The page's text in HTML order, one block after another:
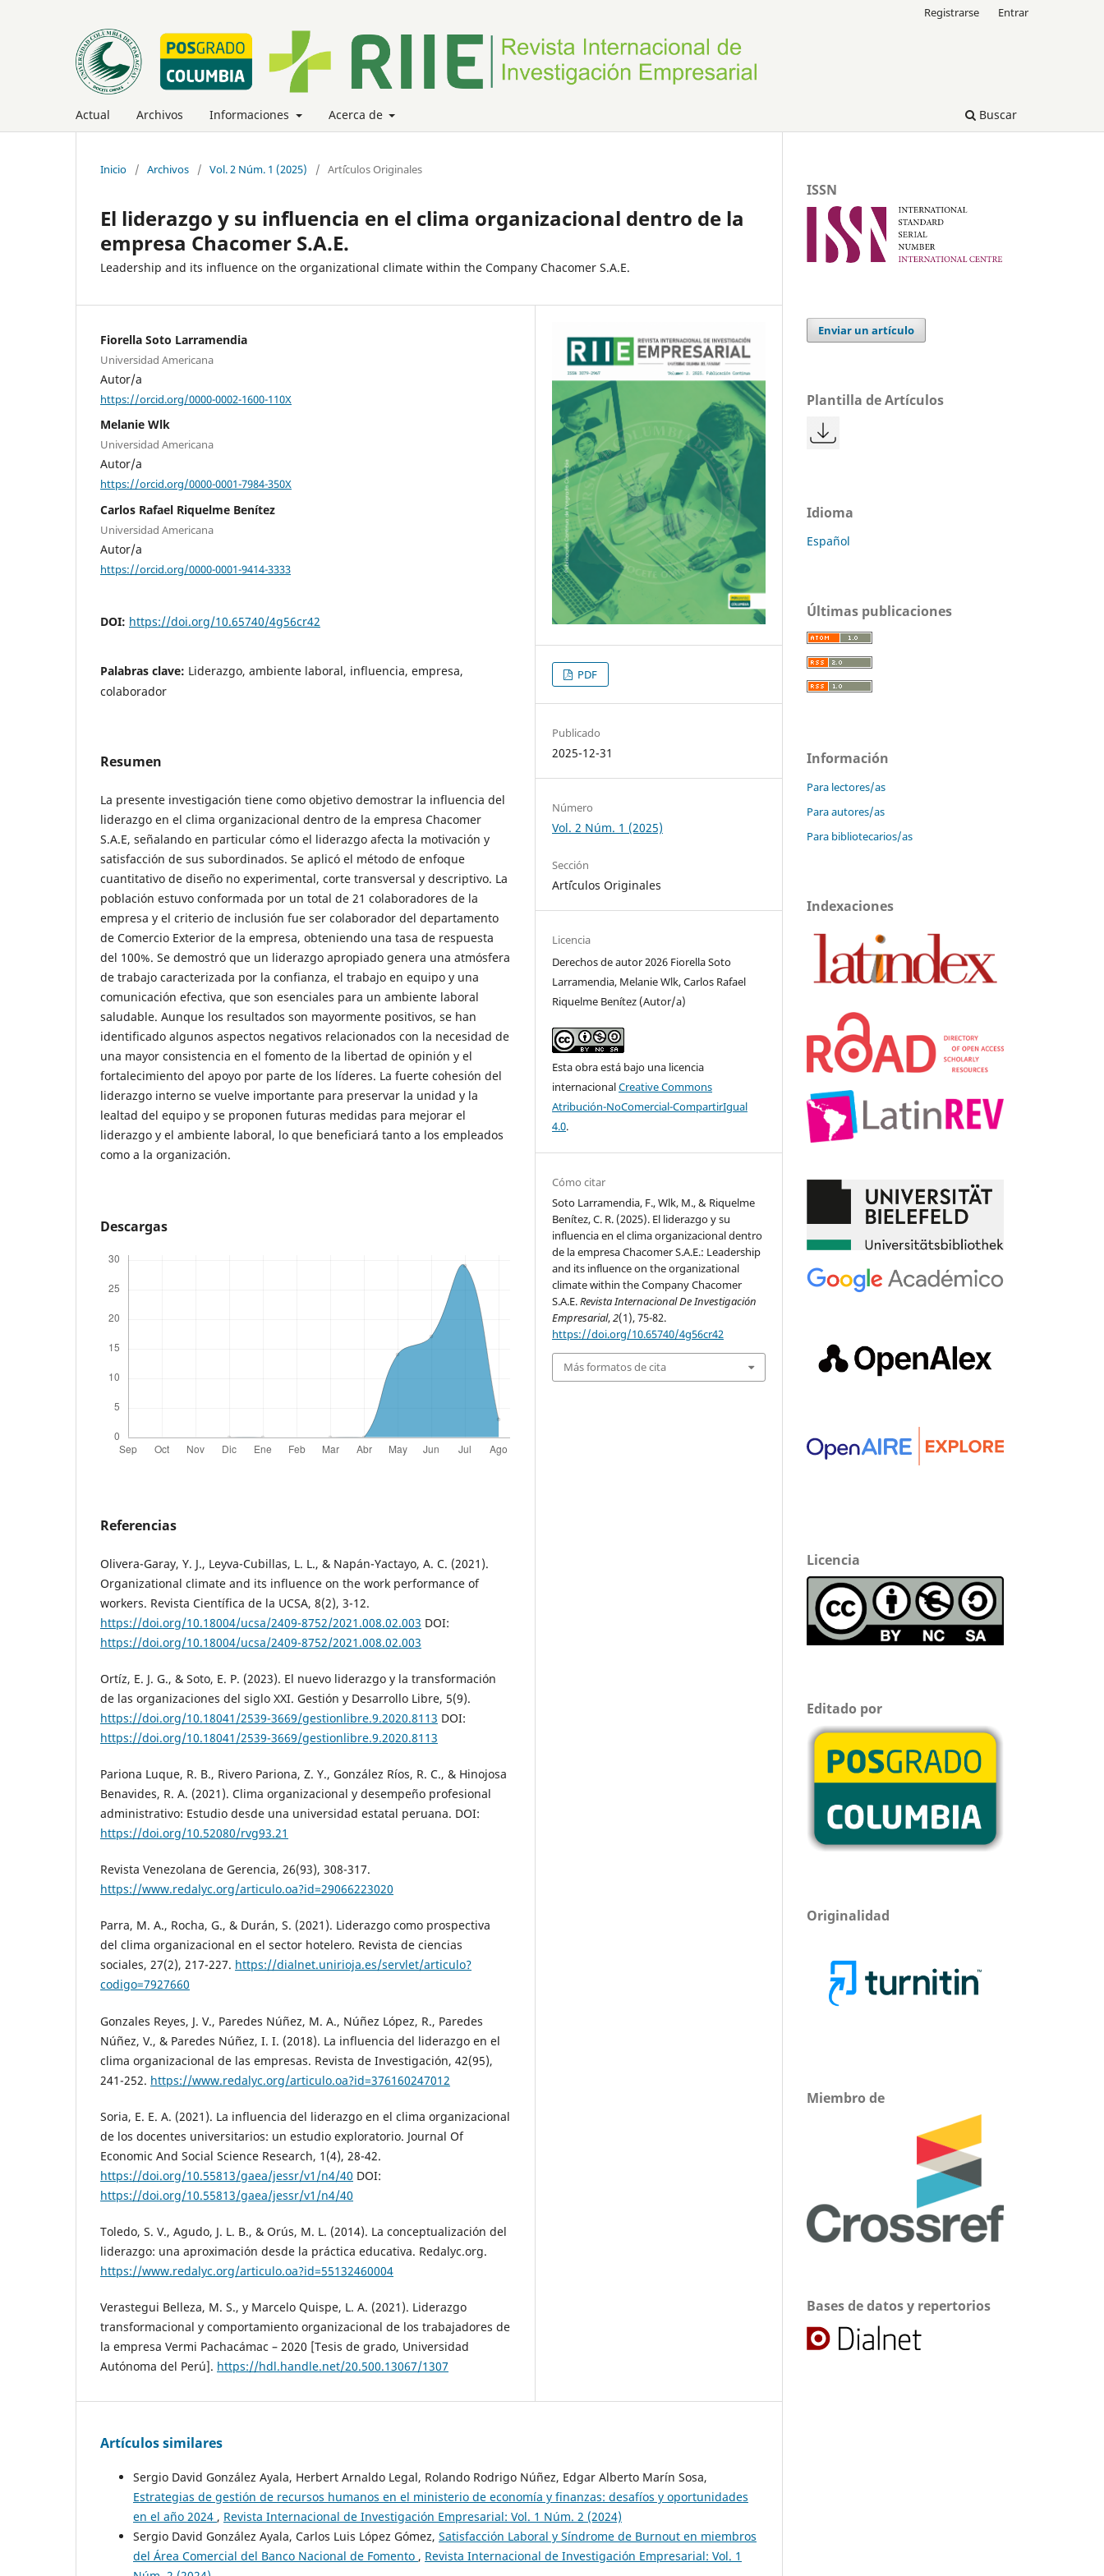
Actual Archivos Informaciones Acerca de Buscar
Registrarse Entrar
Inicio / Archivos / Vol. 2 Núm. 1 (2025) / Art´ículos Originales
El liderazgo y su influencia en el clima organizacional dentro de la
empresa Chacomer S.A.E.
Leadership and its influence on the organizational climate within the Company Chacomer S.A.E.
Fiorella Soto Larramendia
Universidad Americana
Autor/a
https://orcid.org/0000-0002-1600-110X
Melanie Wlk
Universidad Americana
Autor/a
https://orcid.org/0000-0001-7984-350X
Carlos Rafael Riquelme Benítez
Universidad Americana
Autor/a
https://orcid.org/0000-0001-9414-3333
DOI: https://doi.org/10.65740/4g56cr42
Palabras clave: Liderazgo, ambiente laboral, influencia, empresa,
colaborador
Resumen
La presente investigación tiene como objetivo demostrar la influencia del
liderazgo en el clima organizacional dentro de la empresa Chacomer
S.A.E, señalando en particular cómo el liderazgo afecta la motivación y
satisfacción de sus subordinados. Se aplicó el método de enfoque
cuantitativo de diseño no experimental, corte transversal y descriptivo. La
población estuvo conformada por un total de 21 colaboradores de la
empresa y el criterio de inclusión fue ser colaborador del departamento
de Comercio Exterior de la empresa, obteniendo una tasa de respuesta
del 100%. Se demostró que un liderazgo apropiado genera una atmósfera
de trabajo caracterizada por la confianza, el trabajo en equipo y una
comunicación efectiva, que son esenciales para un ambiente laboral
saludable. Aunque los resultados son mayormente positivos, se han
identificado algunos aspectos negativos relacionados con la necesidad de
una mayor consistencia en el fomento de la libertad de opinión y el
fortalecimiento del apoyo por parte de los líderes. La fuerte cohesión del
liderazgo interno se vuelve importante para preservar la unidad y la
lealtad del equipo y se proponen futuras medidas para mejorar el
liderazgo y el ambiente laboral, lo que beneficiará tanto a los empleados
como a la organización.
Descargas
Referencias
Olivera-Garay, Y. J., Leyva-Cubillas, L. L., & Napán-Yactayo, A. C. (2021).
Organizational climate and its influence on the work performance of
workers. Revista Científica de la UCSA, 8(2), 3-12.
https://doi.org/10.18004/ucsa/2409-8752/2021.008.02.003 DOI:
https://doi.org/10.18004/ucsa/2409-8752/2021.008.02.003
Ortíz, E. J. G., & Soto, E. P. (2023). El nuevo liderazgo y la transformación
de las organizaciones del siglo XXI. Gestión y Desarrollo Libre, 5(9).
https://doi.org/10.18041/2539-3669/gestionlibre.9.2020.8113 DOI:
https://doi.org/10.18041/2539-3669/gestionlibre.9.2020.8113
Pariona Luque, R. B., Rivero Pariona, Z. Y., González Ríos, R. C., & Hinojosa
Benavides, R. A. (2021). Clima organizacional y desempeño profesional
administrativo: Estudio desde una universidad estatal peruana. DOI:
https://doi.org/10.52080/rvg93.21
Revista Venezolana de Gerencia, 26(93), 308-317.
https://www.redalyc.org/articulo.oa?id=29066223020
Parra, M. A., Rocha, G., & Durán, S. (2021). Liderazgo como prospectiva
del clima organizacional en el sector hotelero. Revista de ciencias
sociales, 27(2), 217-227. https://dialnet.unirioja.es/servlet/articulo?
codigo=7927660
Gonzales Reyes, J. V., Paredes Núñez, M. A., Núñez López, R., Paredes
Núñez, V., & Paredes Núñez, I. I. (2018). La influencia del liderazgo en el
clima organizacional de las empresas. Revista de Investigación, 42(95),
241-252. https://www.redalyc.org/articulo.oa?id=376160247012
Soria, E. E. A. (2021). La influencia del liderazgo en el clima organizacional
de los docentes universitarios: un estudio exploratorio. Journal Of
Economic And Social Science Research, 1(4), 28-42.
https://doi.org/10.55813/gaea/jessr/v1/n4/40 DOI:
https://doi.org/10.55813/gaea/jessr/v1/n4/40
Toledo, S. V., Agudo, J. L. B., & Orús, M. L. (2014). La conceptualización del
liderazgo: una aproximación desde la práctica educativa. Redalyc.org.
https://www.redalyc.org/articulo.oa?id=55132460004
Verastegui Belleza, M. S., y Marcelo Quispe, L. A. (2021). Liderazgo
transformacional y comportamiento organizacional de los trabajadores de
la empresa Vermi Pachacámac – 2020 [Tesis de grado, Universidad
Autónoma del Perú]. https://hdl.handle.net/20.500.13067/1307
PDF
Publicado
2025-12-31
Número
Vol. 2 Núm. 1 (2025)
Sección
Art´ículos Originales
Licencia
Derechos de autor 2026 Fiorella Soto
Larramendia, Melanie Wlk, Carlos Rafael
Riquelme Benítez (Autor/a)
Esta obra está bajo una licencia
internacionalCreative Commons
Atribución-NoComercial-CompartirIgual
4.0.
Cómo citar
Soto Larramendia, F., Wlk, M., & Riquelme
Benítez, C. R. (2025). El liderazgo y su
influencia en el clima organizacional dentro
de la empresa Chacomer S.A.E.: Leadership
and its influence on the organizational
climate within the Company Chacomer
S.A.E.Revista Internacional De Investigación
Empresarial,2(1), 75-82.
https://doi.org/10.65740/4g56cr42
Más formatos de cita
Artículos similares
Sergio David González Ayala, Herbert Arnaldo Legal, Rolando Rodrigo Núñez, Edgar Alberto Marín Sosa,
Estrategias de gestión de recursos humanos en el ministerio de economía y finanzas: desafíos y oportunidades
en el año 2024 , Revista Internacional de Investigación Empresarial: Vol. 1 Núm. 2 (2024)
Sergio David González Ayala, Carlos Luis López Gómez, Satisfacción Laboral y Síndrome de Burnout en miembros
del Área Comercial del Banco Nacional de Fomento , Revista Internacional de Investigación Empresarial: Vol. 1
ISSN
Enviar un artículo
Plantilla de Artículos
Idioma
Español
Últimas publicaciones
Información
Para lectores/as
Para autores/as
Para bibliotecarios/as
Indexaciones
Licencia
Editado por
Originalidad
Miembro de
Bases de datos y repertorios